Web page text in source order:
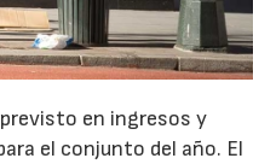
en ingresos y
el conjunto del año. El